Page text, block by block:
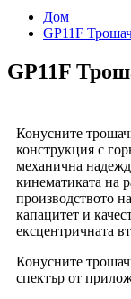
Дом
GP11F
GP11F
Конусните
конструкция с
механична
кинематиката на
производството
капацитет и
ексцентричната
Конусните
спектър от